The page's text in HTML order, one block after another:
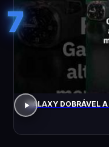
7
GALAXY DOBRÁVEL